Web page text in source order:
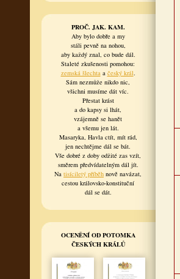
PROČ. JAK. KAM.
Aby bylo dobře a my
stáli pevně na nohou,
aby každý znal, co bude dál.
Staleté zkušenosti pomohou:
zemská šlechtaa český král.
Sám nezmůže nikdo nic,
všichni musíme dát víc.
Přestat krást
a do kapsy si lhát,
vzájemně se hanět
a všemu jen lát.
Masaryka, Havla ctít, mít rád,
jen nechtějme dál se bát.
Vše dobré z doby odžité zas vzít,
směrem předvídatelným dál jít.
Na tisíciletý příběh nově navázat,
cestou královsko-konstituční
dál se dát.
OCENĚNÍ OD POTOMKA
ČESKÝCH KRÁLŮ